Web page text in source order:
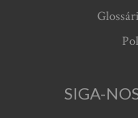
SIGA-